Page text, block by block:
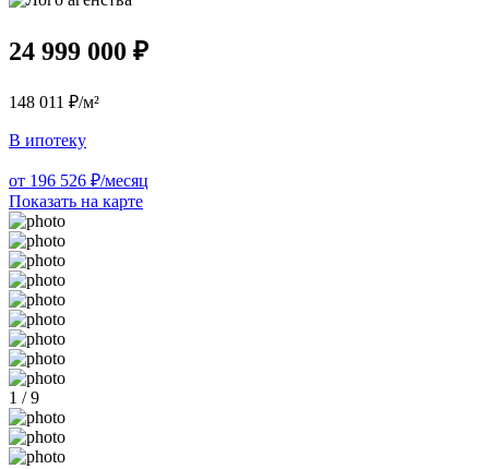
24 999 000 ₽
148 011 ₽/м²
В ипотеку
от 196 526 ₽/месяц
Показать на карте
1 / 9